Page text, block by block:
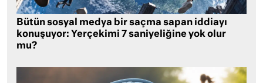
Bütün sosyal medya bir saçma sapan iddiayı
konuşuyor: Yerçekimi 7 saniyeliğine yok olur
mu?